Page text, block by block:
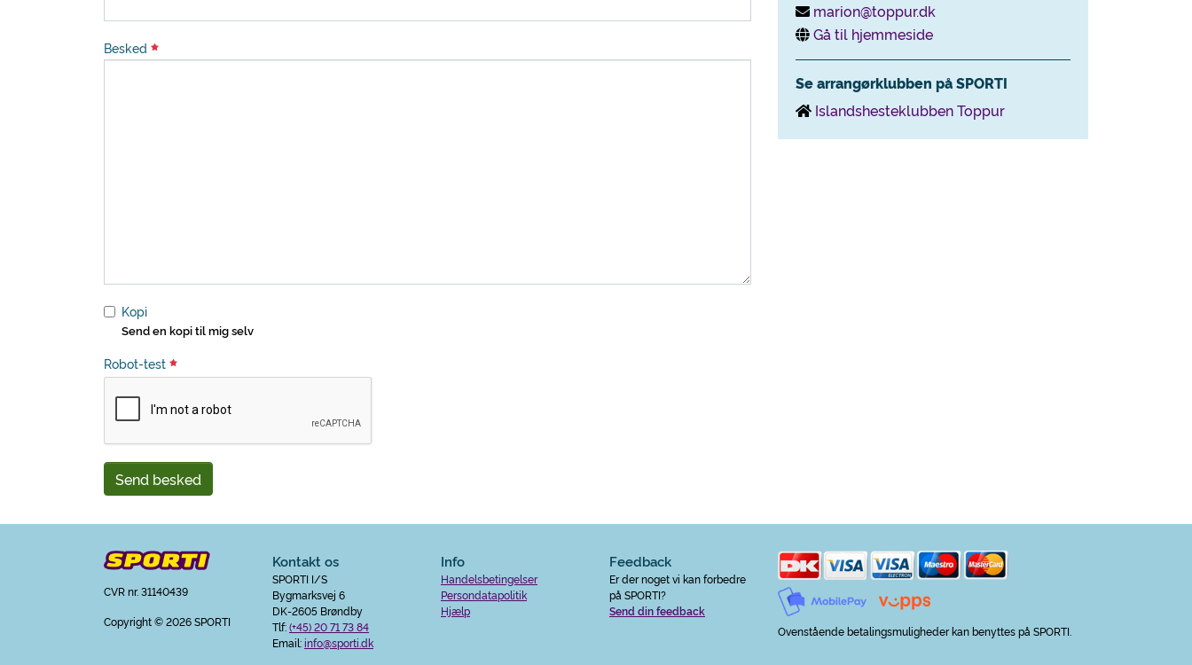
Besked
Kopi
Send en kopi til mig selv
Robot-test
Send besked
marion@toppur.dk
Gå til hjemmeside
Se arrangørklubben på SPORTI
Islandshesteklubben Toppur
CVR nr. 31140439
Copyright© 2026 SPORTI
Kontakt os
SPORTI I/S
Bygmarksvej 6
DK-2605 Brøndby
Tlf:(+45) 20 71 73 84
Email:info@sporti.dk
Info
Handelsbetingelser
Persondatapolitik
Hjælp
Feedback
Er der noget vi kan forbedre
på SPORTI?
Send din feedback
Ovenstående betalingsmuligheder kan benyttes på SPORTI.